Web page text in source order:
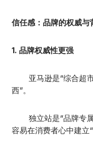
信任感：品牌的权威与
1. 品牌权威性更强
亚马逊是“综合超市
西”。
独立站是“品牌专属
容易在消费者心中建立